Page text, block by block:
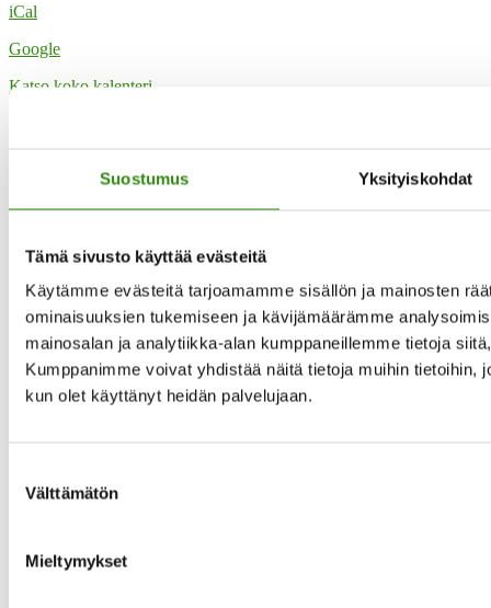
Suostumus Yksityiskohdat
Tämä sivusto käyttää evästeitä
Käytämme evästeitä tarjoamamme sisällön ja mainosten
ominaisuuksien tukemiseen ja kävijämäärämme
mainosalan ja analytiikka-alan kumppaneillemme tietoja
Kumppanimme voivat yhdistää näitä tietoja muihin tietoihin,
kun olet käyttänyt heidän palvelujaan.
valinta
Välttämätön
Mieltymykset
iCal
Google
Katso koko kalenteri
Maaseudun tukihenkilöverkko
Eerikinkatu 27, 6. krs
00180 Helsinki
puh. 0400 789 481
mia.kalpa@tukihenkilo.fi
Tukihenkilöiden tupa
Saavutettavuusseloste
Tilaa uutiskirjeemme